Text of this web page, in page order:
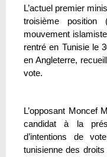
L’actuel premier
troisième
mouvement
rentré en Tunisie le
en Angleterre,
vote.
L’opposant Moncef
candidat à la
d’intentions de
tunisienne des